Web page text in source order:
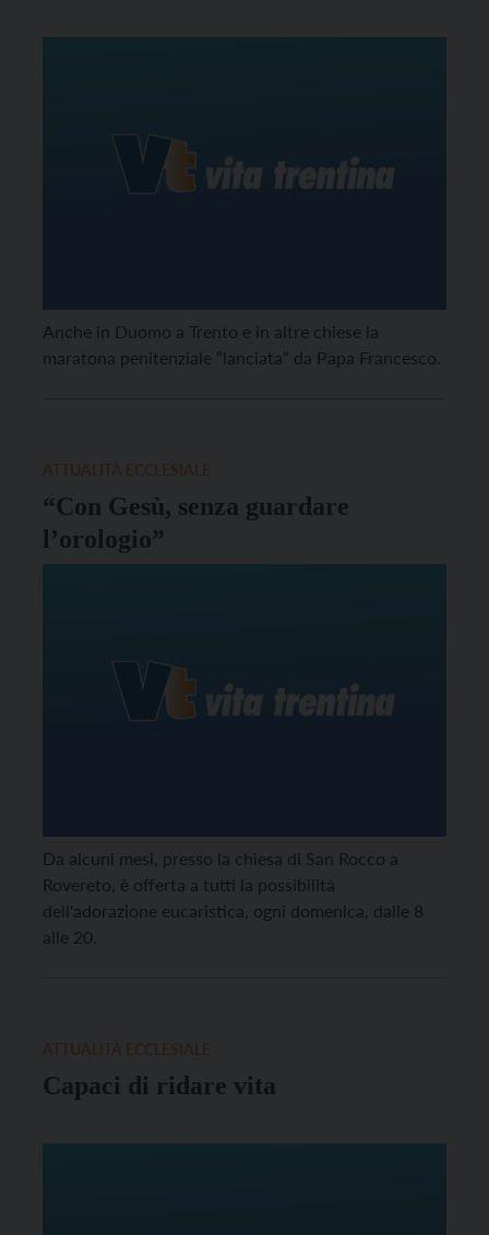
Anche in Duomo a Trento e in altre chiese la
maratona penitenziale “lanciata” da Papa Francesco.
“Con Gesù, senza guardare
l’orologio”
Da alcuni mesi, presso la chiesa di San Rocco a
Rovereto, è offerta a tutti la possibilità
dell'adorazione eucaristica, ogni domenica, dalle 8
alle 20.
Capaci di ridare vita